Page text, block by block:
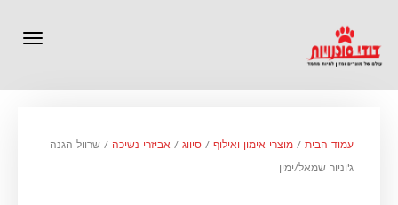
עמוד הבית / מוצרי אימון ואילוף / סיווג / אביזרי נשיכה / שרוול הגנה
ג'וניור שמאל/ימין